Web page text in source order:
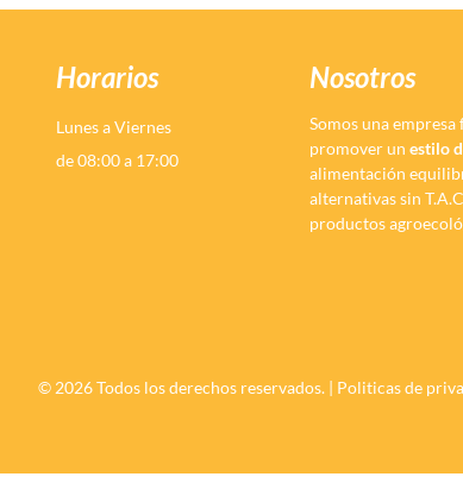
Horarios
Lunes a Viernes
de 08:00 a 17:00
Nosotros
Somos una
promover unestilo
alimentación
alternativas sin
productos
© 2026 Todos los derechos reservados. | Politicas de